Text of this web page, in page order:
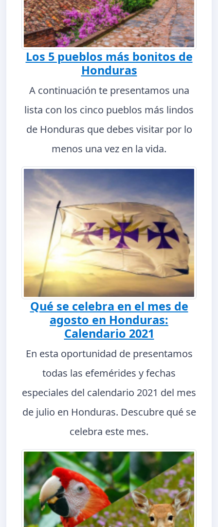
Los 5 pueblos más bonitos de
Honduras
A continuación te presentamos una
lista con los cinco pueblos más lindos
de Honduras que debes visitar por lo
menos una vez en la vida.
Qué se celebra en el mes de
agosto en Honduras:
Calendario 2021
En esta oportunidad de presentamos
todas las efemérides y fechas
especiales del calendario 2021 del mes
de julio en Honduras. Descubre qué se
celebra este mes.